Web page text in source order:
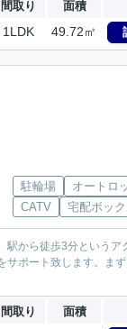
間取り 面積
1LDK 49.72㎡
駐輪場 オートロ
CATV
宅配ボック
駅から徒歩3分という
ポート致します。ま
間取り 面積